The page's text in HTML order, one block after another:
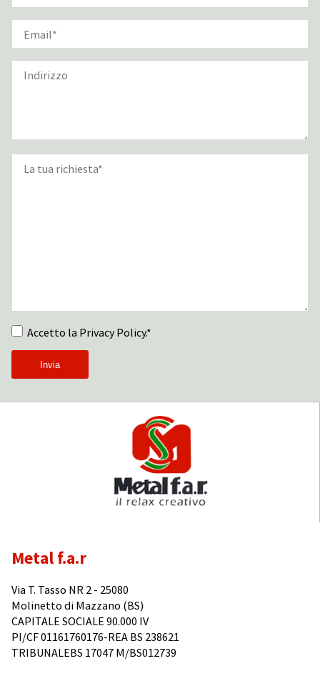
Accetto la Privacy Policy.*
Metal f.a.r
Via T. Tasso NR 2 - 25080
Molinetto di Mazzano (BS)
CAPITALE SOCIALE 90.000 IV
PI/CF 01161760176-REA BS 238621
TRIBUNALEBS 17047 M/BS012739